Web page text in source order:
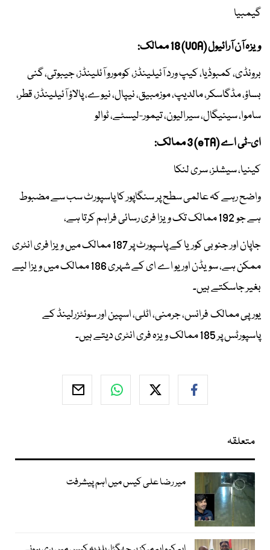
گیمبیا
ویزہ آن آرائیول (VOA) 18 ممالک:
برونڈی، کمبوڈیا، کیپ ورد آئیلینڈز، کومورو آئلینڈز، جیبوتی، گنی
بساؤ، مڈگاسکر، مالدیپ، موزمبیق، نیپال، نیوے، پالاؤ آئیلینڈز، قطر،
ساموا، سینیگال، سیرالیون، تیمور-لیسٹے، ٹوالو
ای-ٹی اے (eTA) 3 ممالک:
کینیا، سیشلز، سری لنکا
واضح رہے کہ عالمی سطح پر سنگاپور کا پاسپورٹ سب سے مضبوط
ہے جو 192 ممالک تک ویزا فری رسائی فراہم کرتا ہے،
جاپان اور جنوبی کوریا کے پاسپورٹ پر 187 ممالک میں ویزا فری انٹری
ممکن ہے، سویڈن اور یو اے ای کے شہری 186 ممالک میں ویزا لیے
بغیر جاسکتے ہیں۔
یورپی ممالک فرانس، جرمنی، اٹلی، اسپین اور سوئٹزرلینڈ کے
پاسپورٹس پر 185 ممالک ویزہ فری انٹری دیتے ہیں۔
متعلقہ
میر رضا علی کیس میں اہم پیشرفت